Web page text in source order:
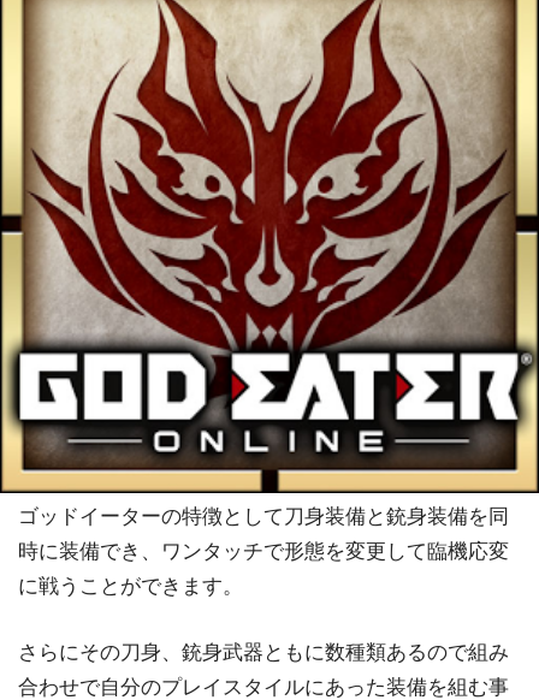
ゴッドイーターの特徴として刀身装備と銃身装備を同
時に装備でき、ワンタッチで形態を変更して臨機応変
に戦うことができます。
さらにその刀身、銃身武器ともに数種類あるので組み
合わせで自分のプレイスタイルにあった装備を組む事